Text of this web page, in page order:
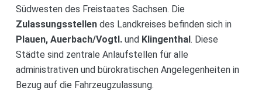
Südwesten des Freistaates Sachsen. Die
Zulassungsstellendes Landkreises befinden sich in
Plauen, Auerbach/Vogtl.und Klingenthal. Diese
Städte sind zentrale Anlaufstellen für alle
administrativen und bürokratischen Angelegenheiten in
Bezug auf die Fahrzeugzulassung.